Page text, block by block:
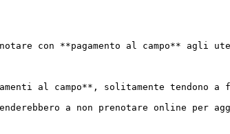
con **pagamento al campo** agli
al campo**, solitamente tendono
a non prenotare online per